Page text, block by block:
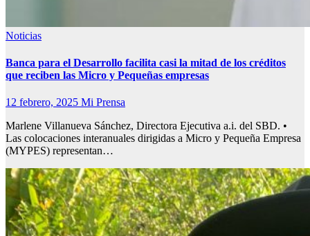
Noticias
Banca para el Desarrollo facilita casi la mitad de los créditos
que reciben las Micro y Pequeñas empresas
12 febrero, 2025 Mi Prensa
Marlene Villanueva Sánchez, Directora Ejecutiva a.i. del SBD. •
Las colocaciones interanuales dirigidas a Micro y Pequeña Empresa
(MYPES) representan…